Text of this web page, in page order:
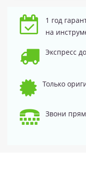
1 год
на
Экспресс
Только
Звони